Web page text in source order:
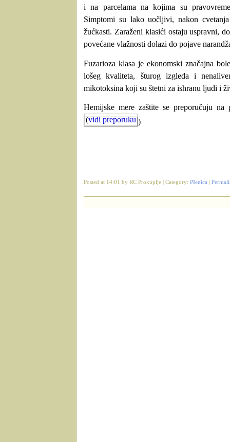
i na parcelama na kojima su
Simptomi su lako uočljivi, nakon
žućkasti. Zaraženi klasići ostaju uspravni,
povećane vlažnosti dolazi do pojave
Fuzarioza klasa je ekonomski značajna
lošeg kvaliteta, šturog izgleda i
mikotoksina koji su štetni za ishranu ljudi i
Hemijske mere zaštite se preporučuju
(vidi preporuku )
Posted at 14:01 by RC Prokuplje | Category: Pšenica